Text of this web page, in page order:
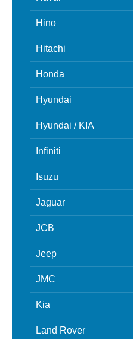
Hino
Hitachi
Honda
Hyundai
Hyundai / KIA
Infiniti
Isuzu
Jaguar
JCB
Jeep
JMC
Kia
Land Rover